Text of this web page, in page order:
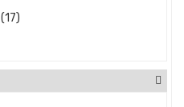
(17)